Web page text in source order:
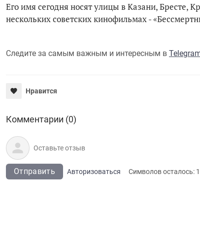
Его имя сегодня носят улицы в Казани, Бресте,
нескольких советских кинофильмах -
Следите за самым важным и интересным в
Нравится
Комментарии (0)
Отправить Авторизоваться Символов осталось: